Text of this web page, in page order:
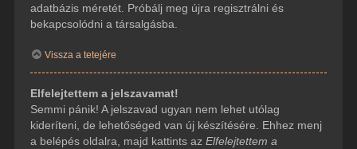
adatbázis méretét. Próbálj meg újra regisztrálni és
bekapcsolódni a társalgásba.
Vissza a tetejére
Elfelejtettem a jelszavamat!
Semmi pánik! A jelszavad ugyan nem lehet utólag
kideríteni, de lehetőséged van új készítésére. Ehhez menj
a belépés oldalra, majd kattints az Elfelejtettem a